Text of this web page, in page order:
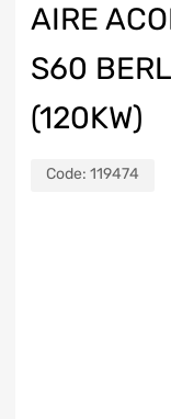
AIRE
S60
(120KW)
Code: 119474